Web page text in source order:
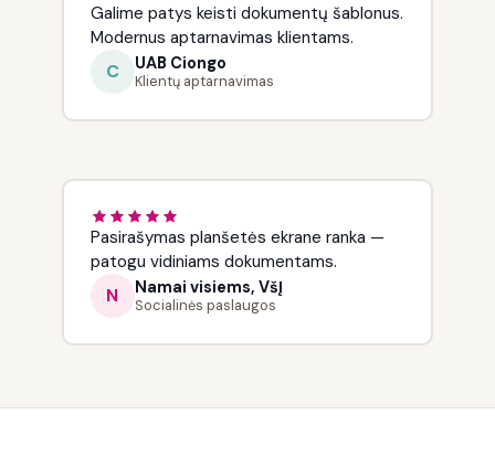
Galime patys keisti dokumentų šablonus.
Modernus aptarnavimas klientams.
C UAB Ciongo
Klientų aptarnavimas
Pasirašymas planšetės ekrane ranka —
patogu vidiniams dokumentams.
N Namai visiems, VšĮ
Socialinės paslaugos